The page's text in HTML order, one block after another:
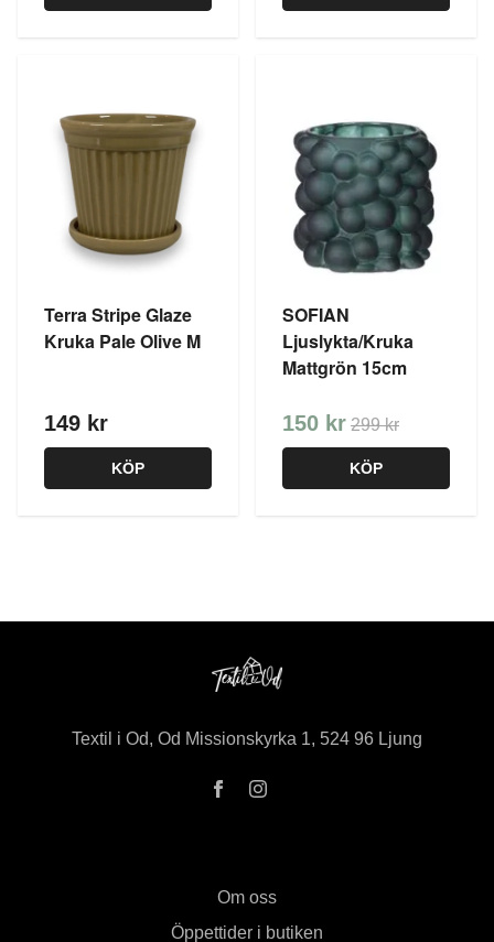
Terra Stripe Glaze
Kruka Pale Olive M
149 kr
KÖP
SOFIAN
Ljuslykta/Kruka
Mattgrön 15cm
150 kr 299 kr
KÖP
Textil i Od, Od Missionskyrka 1, 524 96 Ljung
Om oss
Öppettider i butiken